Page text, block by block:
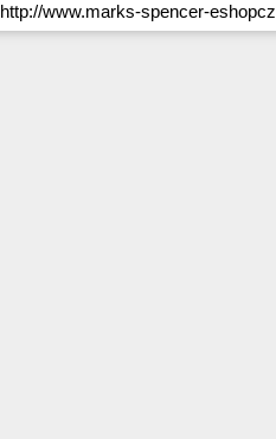
http://www.marks-spencer-